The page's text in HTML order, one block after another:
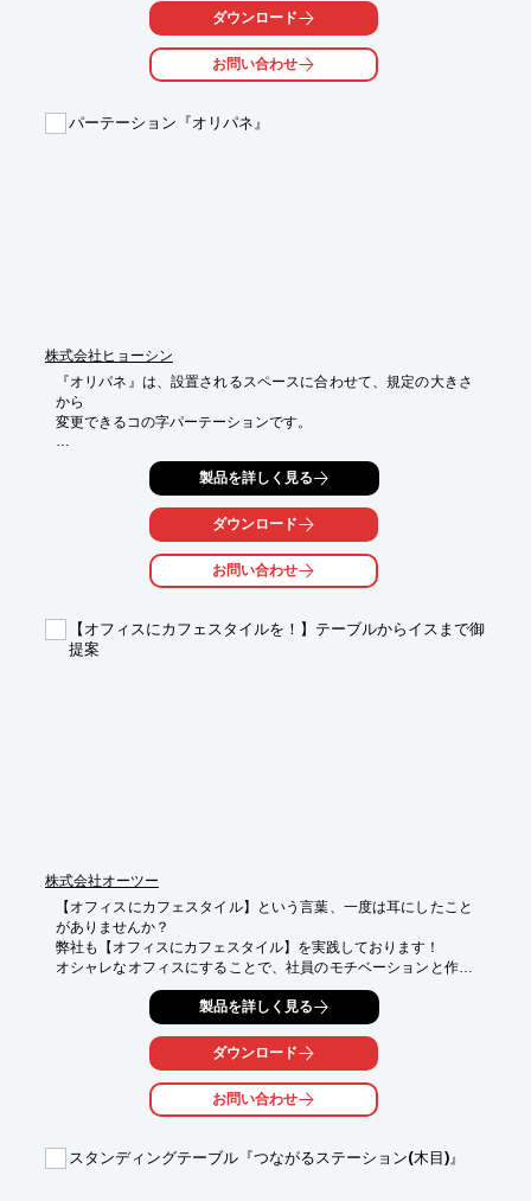
ーツ類、床材・壁紙などのテクスチャなど、55,000点以上の3D
作成用素材を収録しており、それらをマウスで配置するだけでオ
フィス空間のイメージが完成、専門的な設計やCAD操作を学んで
いない営業担当者にもご利用いただけます。
移転計画の検討・提出資料作成にも活用でき、作成したオフィス
ダウンロード
お問い合わせ
パーテーション『オリパネ』
株式会社ヒョーシン
『オリパネ』は、設置されるスペースに合わせて、規定の大きさ
から
変更できるコの字パーテーションです。
ジョイントはご使用の空間に合わせて、ホワイトとブラックから
自立するので置くだけで簡単設置、折りたたみも行えます。
■透明度の高い国産アクリル板を使用
■自由自在に、設置設計が可能
※詳しくはPDFをダウンロードして頂くか、お気軽にお問合せく
製品を詳しく見る
ダウンロード
お問い合わせ
【オフィスにカフェスタイルを！】テーブルからイスまで御
提案
株式会社オーツー
【オフィスにカフェスタイル】という言葉、一度は耳にしたこと
がありませんか？
弊社も【オフィスにカフェスタイル】を実践しております！
オシャレなオフィスにすることで、社員のモチベーションと作業
効率が上がり、様々なアイデアが生まれるきっかけになります。
社内全体を変更するのは、費用もかかりますので
まずは、ミーティングルームから環境を変えてみてはいかかでし
テーブルやイスを多数取り揃えておりますので、会社にあった家
具を御提案させて頂きます。
製品を詳しく見る
ダウンロード
お問い合わせ
スタンディングテーブル『つながるステーション(木目)』